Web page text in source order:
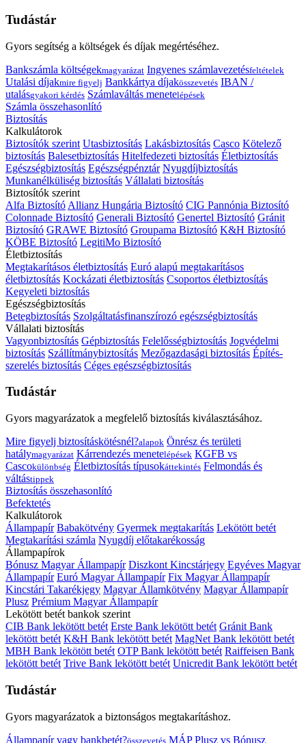
Tudástár
Gyors segítség a költségek és díjak megértéséhez.
Bankszámla költségekmagyarázat Ingyenes számlavezetésfeltételek
Utalási díjakmire figyelj Bankkártya díjakösszevetés IBAN /
utalásgyakori kérdés Számlaváltás menetelépések
Számla összehasonlító
Biztosítás
Kalkulátorok
Biztosítók szerint Utasbiztosítás Lakásbiztosítás Casco Kötelező
biztosítás Balesetbiztosítás Hitelfedezeti biztosítás Életbiztosítás
Egészségbiztosítás Egészségpénztár Nyugdíjbiztosítás
Munkanélküliség biztosítás Vállalati biztosítás
Biztosítók szerint
Alfa Biztosító Allianz Hungária Biztosító CIG Pannónia Biztosító
Colonnade Biztosító Generali Biztosító Genertel Biztosító Gránit
Biztosító GRAWE Biztosító Groupama Biztosító K&H Biztosító
KÖBE Biztosító LegitiMo Biztosító
Életbiztosítás
Megtakarításos életbiztosítás Euró alapú megtakarításos
életbiztosítás Kockázati életbiztosítás Csoportos életbiztosítás
Kegyeleti biztosítás
Egészségbiztosítás
Betegbiztosítás Szolgáltatásfinanszírozó egészségbiztosítás
Vállalati biztosítás
Vagyonbiztosítás Gépbiztosítás Felelősségbiztosítás Jogvédelmi
biztosítás Szállítmánybiztosítás Mezőgazdasági biztosítás Építés-
szerelés biztosítás Céges egészségbiztosítás
Tudástár
Gyors magyarázatok a megfelelő biztosítás kiválasztásához.
Mire figyelj biztosításkötésnél?alapok Önrész és területi
hatálymagyarázat Kárrendezés menetelépések KGFB vs
Cascokülönbség Életbiztosítás típusokáttekintés Felmondás és
váltástippek
Biztosítás összehasonlító
Befektetés
Kalkulátorok
Állampapír Babakötvény Gyermek megtakarítás Lekötött betét
Megtakarítási számla Nyugdíj előtakarékosság
Állampapírok
Bónusz Magyar Állampapír Diszkont Kincstárjegy Egyéves Magyar
Állampapír Euró Magyar Állampapír Fix Magyar Állampapír
Kincstári Takarékjegy Magyar Államkötvény Magyar Állampapír
Plusz Prémium Magyar Állampapír
Lekötött betét bankok szerint
CIB Bank lekötött betét Erste Bank lekötött betét Gránit Bank
lekötött betét K&H Bank lekötött betét MagNet Bank lekötött betét
MBH Bank lekötött betét OTP Bank lekötött betét Raiffeisen Bank
lekötött betét Trive Bank lekötött betét Unicredit Bank lekötött betét
Tudástár
Gyors magyarázatok a biztonságos megtakarításhoz.
Állampapír vagy bankbetét?összevetés MÁP Plusz vs Bónusz